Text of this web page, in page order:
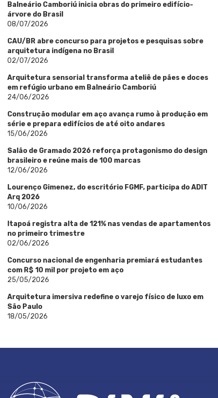
Balneário Camboriú inicia obras do primeiro edifício-
árvore do Brasil
08/07/2026
CAU/BR abre concurso para projetos e pesquisas sobre
arquitetura indígena no Brasil
02/07/2026
Arquitetura sensorial transforma ateliê de pães e doces
em refúgio urbano em Balneário Camboriú
24/06/2026
Construção modular em aço avança rumo à produção em
série e prepara edifícios de até oito andares
15/06/2026
Salão de Gramado 2026 reforça protagonismo do design
brasileiro e reúne mais de 100 marcas
12/06/2026
Lourenço Gimenez, do escritório FGMF, participa do ADIT
Arq 2026
10/06/2026
Itapoá registra alta de 121% nas vendas de apartamentos
no primeiro trimestre
02/06/2026
Concurso nacional de engenharia premiará estudantes
com R$ 10 mil por projeto em aço
25/05/2026
Arquitetura imersiva redefine o varejo físico de luxo em
São Paulo
18/05/2026